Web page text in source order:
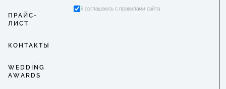
ПРАЙС-
ЛИСТ
КОНТАКТЫ
WEDDING
AWARDS
Я соглашаюсь с правилами сайта